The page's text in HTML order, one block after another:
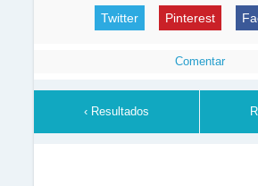
Twitter Pinterest
Comentar
‹ Resultados